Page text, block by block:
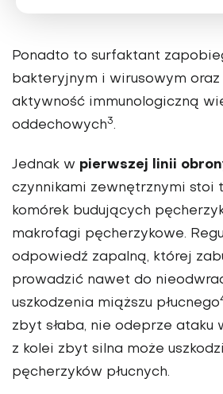
Ponadto to surfaktant
bakteryjnym i wirusowym oraz
aktywność immunologiczną
oddechowych3.
Jednak w pierwszej linii
czynnikami zewnętrznymi stoi
komórek budujących
makrofagi pęcherzykowe.
odpowiedź zapalną, której
prowadzić nawet do
uszkodzenia miąższu płucnego
zbyt słaba, nie odeprze ataku
z kolei zbyt silna może
pęcherzyków płucnych.